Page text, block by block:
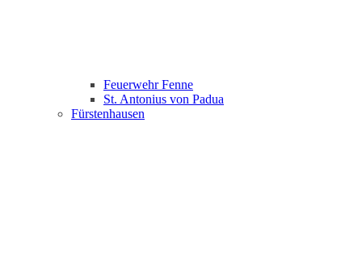
Feuerwehr Fenne
St. Antonius von Padua
Fürstenhausen